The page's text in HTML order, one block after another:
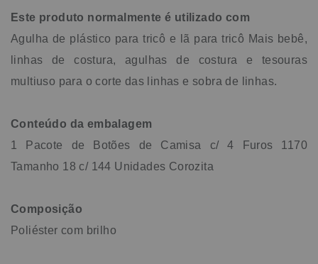
Este produto normalmente é utilizado com
Agulha de plástico para tricô e lã para tricô Mais bebê,
linhas de costura, agulhas de costura e tesouras
multiuso para o corte das linhas e sobra de linhas.
Conteúdo da embalagem
1 Pacote de Botões de Camisa c/ 4 Furos 1170
Tamanho 18 c/ 144 Unidades Corozita
Composição
Poliéster com brilho